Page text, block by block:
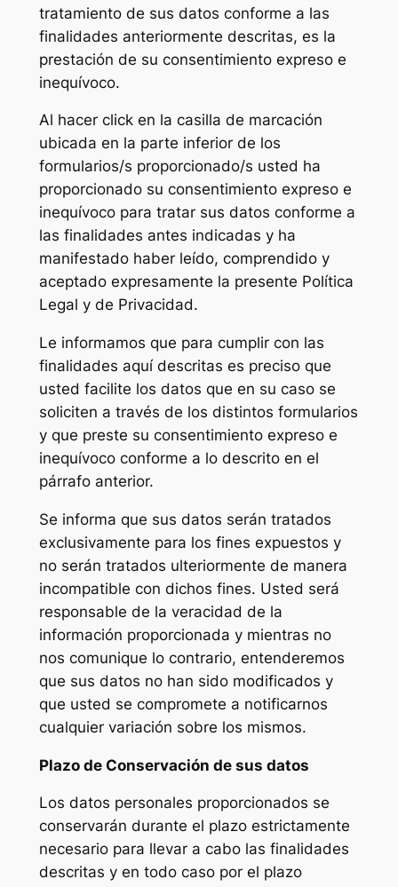
tratamiento de sus datos conforme a las
finalidades anteriormente descritas, es la
prestación de su consentimiento expreso e
inequívoco.
Al hacer click en la casilla de marcación
ubicada en la parte inferior de los
formularios/s proporcionado/s usted ha
proporcionado su consentimiento expreso e
inequívoco para tratar sus datos conforme a
las finalidades antes indicadas y ha
manifestado haber leído, comprendido y
aceptado expresamente la presente Política
Legal y de Privacidad.
Le informamos que para cumplir con las
finalidades aquí descritas es preciso que
usted facilite los datos que en su caso se
soliciten a través de los distintos formularios
y que preste su consentimiento expreso e
inequívoco conforme a lo descrito en el
párrafo anterior.
Se informa que sus datos serán tratados
exclusivamente para los fines expuestos y
no serán tratados ulteriormente de manera
incompatible con dichos fines. Usted será
responsable de la veracidad de la
información proporcionada y mientras no
nos comunique lo contrario, entenderemos
que sus datos no han sido modificados y
que usted se compromete a notificarnos
cualquier variación sobre los mismos.
Plazo de Conservación de sus datos
Los datos personales proporcionados se
conservarán durante el plazo estrictamente
necesario para llevar a cabo las finalidades
descritas y en todo caso por el plazo